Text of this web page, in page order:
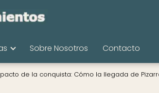
Sobre Nosotros Contacto
de la conquista: Cómo la llegada de